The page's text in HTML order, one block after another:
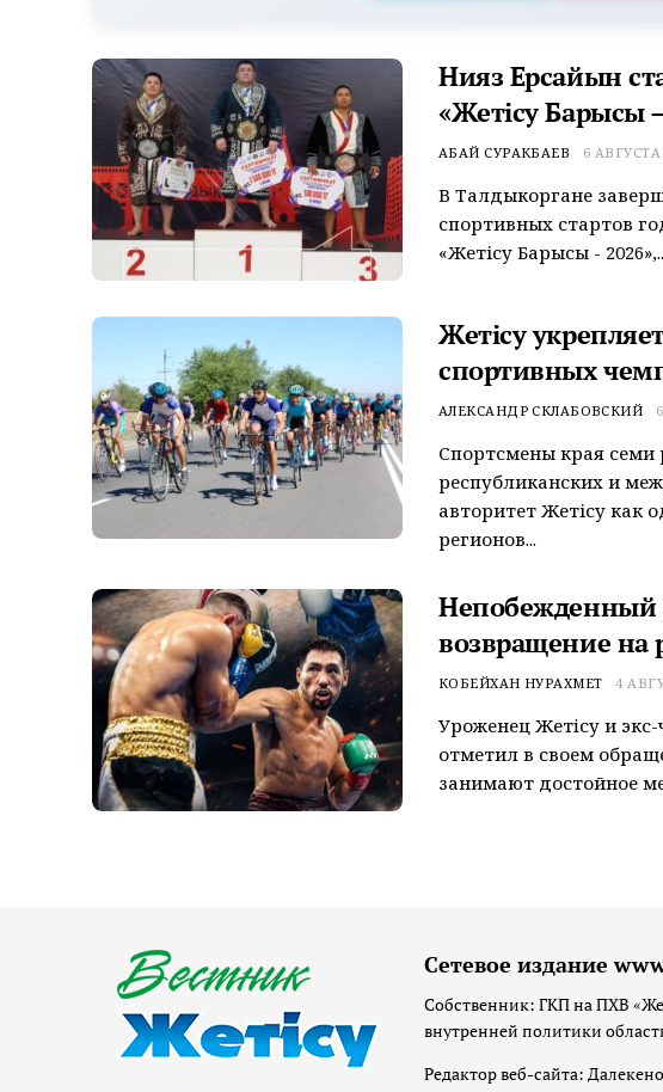
Нияз Ерсайын
«Жетісу Барысы
АБАЙ СУРАКБАЕВ 6 АВГУСТА
В Талдыкоргане
спортивных стартов
«Жетісу Барысы -
Жетісу
спортивных
АЛЕКСАНДР СКЛАБОВСКИЙ
Спортсмены края семи
республиканских и
авторитет Жетісу как
регионов...
Непобежденный
возвращение на
КОБЕЙХАН НУРАХМЕТ 4
Уроженец Жетiсу и
отметил в своем
занимают достойное
Сетевое издание
Собственник: ГКП на ПХВ
внутренней политики
Редактор веб-сайта: